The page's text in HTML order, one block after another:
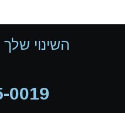
השינוי
0019